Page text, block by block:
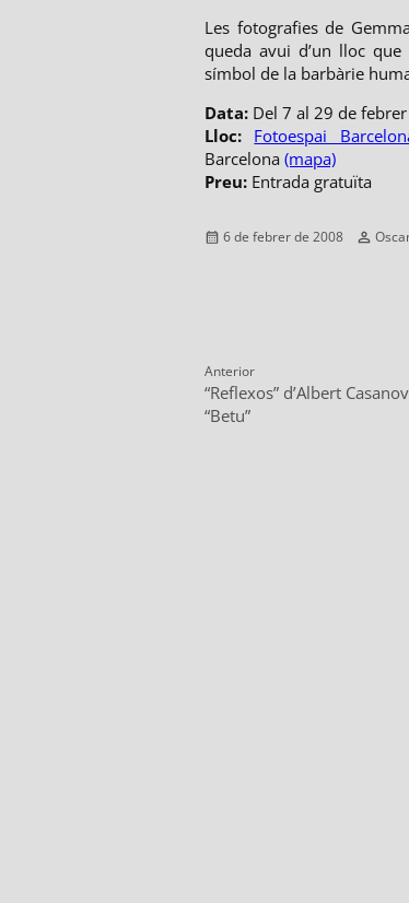
Les fotografies de
queda avui d’un lloc
símbol de la barbàrie
Data: Del 7 al 29 de
Lloc: Fotoespai
Barcelona (mapa)
Preu: Entrada gratuïta
Publicat
6 de febrer de 2008 Autor
Navegació
d'entrades
Anterior
Entrada
anterior:
“Reflexos” d’Albert
“Betu”